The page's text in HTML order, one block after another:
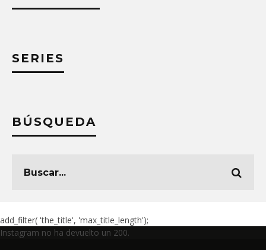
SERIES
BÚSQUEDA
add_filter( 'the_title', 'max_title_length');
Instagram no ha devuelto un 200.